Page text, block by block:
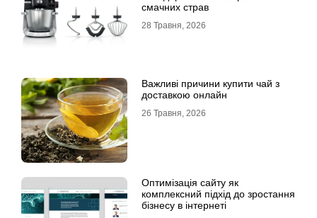
смачних страв
28 Травня, 2026
Важливі причини купити чай з
доставкою онлайн
26 Травня, 2026
Оптимізація сайту як
комплексний підхід до зростання
бізнесу в інтернеті